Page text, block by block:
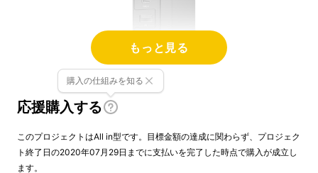
手のひらサイズのDongiiはシンプル設計で、
重さ134g。iPhone11より軽い！
もっと見る
応援購入する
購入の仕組みを知る
このプロジェクトはAll in型です。目標金額の達成に関わらず、プロジェク
ト終了日の2020年07月29日までに支払いを完了した時点で購入が成立し
ます。